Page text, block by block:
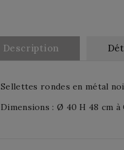
Description
Sellettes rondes en métal
Dimensions : Ø 40 H 48 cm à